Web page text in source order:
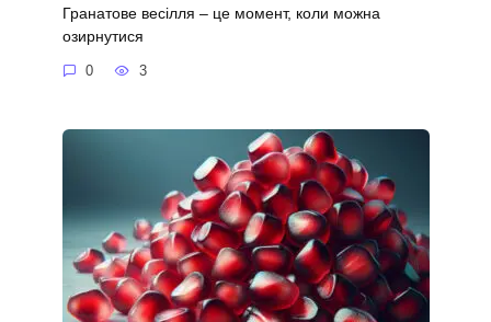
Гранатове весілля – це момент, коли можна
озирнутися
0 3